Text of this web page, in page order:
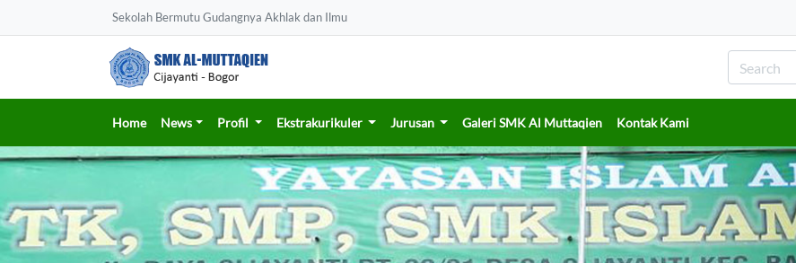
Sekolah Bermutu Gudangnya Akhlak dan Ilmu
Home News Profil Ekstrakurikuler Jurusan Galeri SMK Al Muttaqien Kontak Kami